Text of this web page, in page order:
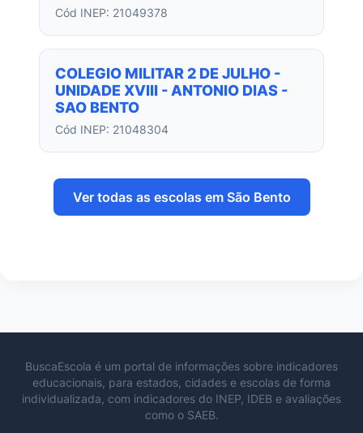
Cód INEP: 21049378
COLEGIO MILITAR 2 DE JULHO -
UNIDADE XVIII - ANTONIO DIAS -
SAO BENTO
Cód INEP: 21048304
Ver todas as escolas em São Bento
BuscaEscola é um portal de informações sobre indicadores
educacionais, para estados, cidades e escolas de forma
individualizada, com indicadores do INEP, IDEB e avaliações
como o SAEB.